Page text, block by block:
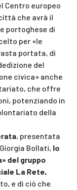
Centro europeo
che avrà il
portoghese di
per «le
portata, di
del
civica» anche
che offre
potenziando in
della
, presentata
Bollati, lo
del gruppo
La Rete,
e di ciò che